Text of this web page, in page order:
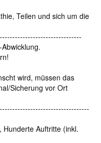
Teilen und sich um die
wird, müssen das
Sicherung vor Ort
Auftritte (inkl.